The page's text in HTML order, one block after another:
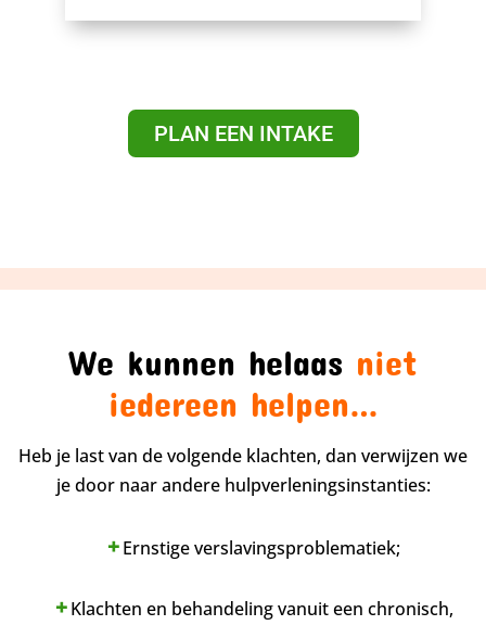
PLAN EEN INTAKE
We kunnen helaas niet
iedereen helpen…
Heb je last van de volgende klachten, dan verwijzen we
je door naar andere hulpverleningsinstanties:
Ernstige verslavingsproblematiek;
Klachten en behandeling vanuit een chronisch,